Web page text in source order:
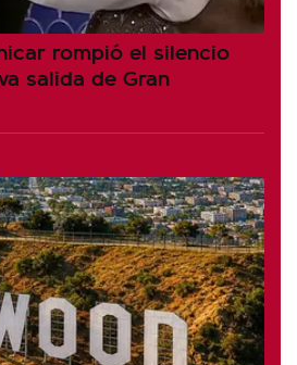
rompió el silencio
salida de Gran